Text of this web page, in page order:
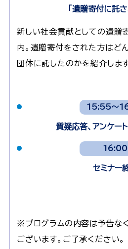
「遺贈寄付に託
新しい社会貢献としての遺贈
内。遺贈寄付をされた方はど
団体に託したのかを紹介します
15:55～
質疑応答、アンケー
16:00
セミナー
※プログラムの内容は予告な
ございます。ご了承ください。